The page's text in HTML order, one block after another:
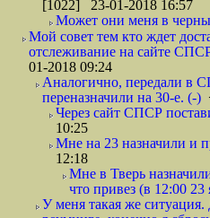
[1022] 23-01-2018 16:57
Может они меня в
Мой совет тем кто ждет
отслеживание на сайте
01-2018 09:24
Аналогично, передали в
переназначили на 30-е. (-)
Через сайт СПСР
10:25
Мне на 23 назначили и
12:18
Мне в Тверь
что привез (в 12:00 23
У меня такая же